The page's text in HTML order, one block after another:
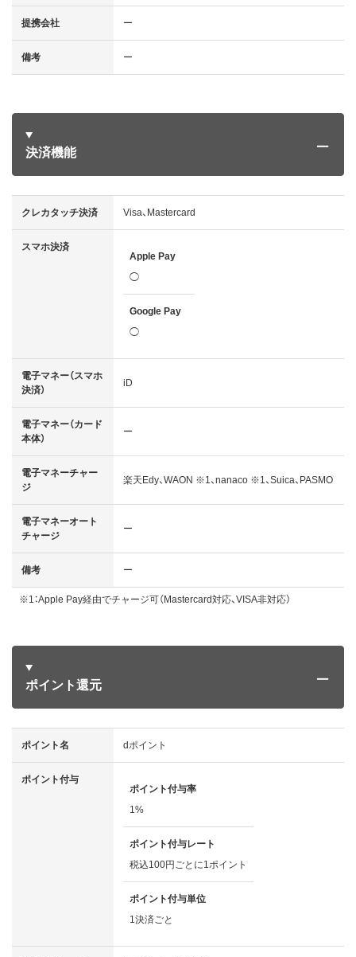
提携会社 ー
備考 ー
決済機能
クレカタッチ決済 Visa、Mastercard
スマホ決済
Apple Pay
◯
Google Pay
◯
電子マネー（スマホ
決済）
iD
電子マネー（カード
本体）
ー
電子マネーチャー
ジ
楽天Edy、WAON ※1、nanaco ※1、Suica、PASMO
電子マネーオート
チャージ
ー
備考 ー
※1：Apple Pay経由でチャージ可（Mastercard対応、VISA非対応）
ポイント還元
ポイント名 dポイント
ポイント付与
ポイント付与率
1%
ポイント付与レート
税込100円ごとに1ポイント
ポイント付与単位
1決済ごと